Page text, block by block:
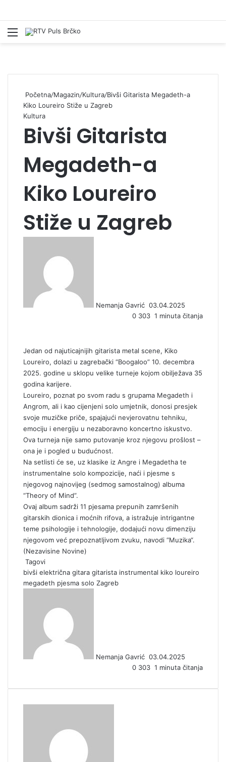
Izbornik
Početna/Magazin/Kultura/Bivši Gitarista Megadeth-a
Kiko Loureiro Stiže u Zagreb
Kultura
Bivši Gitarista
Megadeth-a
Kiko Loureiro
Stiže u Zagreb
Nemanja Gavrić e
m
l
03.04.2025
0 303 1 minuta čitanja
Jedan od najuticajnijih gitarista metal scene, Kiko
Loureiro, dolazi u zagrebački “Boogaloo” 10. decembra
2025. godine u sklopu velike turneje kojom obilježava 35
godina karijere.
Loureiro, poznat po svom radu s grupama Megadeth i
Angrom, ali i kao cijenjeni solo umjetnik, donosi presjek
svoje muzičke priče, spajajući nevjerovatnu tehniku,
emociju i energiju u nezaboravno koncertno iskustvo.
Ova turneja nije samo putovanje kroz njegovu prošlost –
ona je i pogled u budućnost.
Na setlisti će se, uz klasike iz Angre i Megadetha te
instrumentalne solo kompozicije, naći i pjesme s
njegovog najnovijeg (sedmog samostalnog) albuma
“Theory of Mind”.
Ovaj album sadrži 11 pjesama prepunih zamršenih
gitarskih dionica i moćnih rifova, a istražuje intrigantne
teme psihologije i tehnologije, dodajući novu dimenziju
njegovom već prepoznatljivom zvuku, navodi “Muzika“.
(Nezavisine Novine)
Tagovi
bivši električna gitara gitarista instrumental kiko loureiro
megadeth pjesma solo Zagreb
Nemanja Gavrić e
m
i
03.04.2025
0 303 1 minuta čitanja